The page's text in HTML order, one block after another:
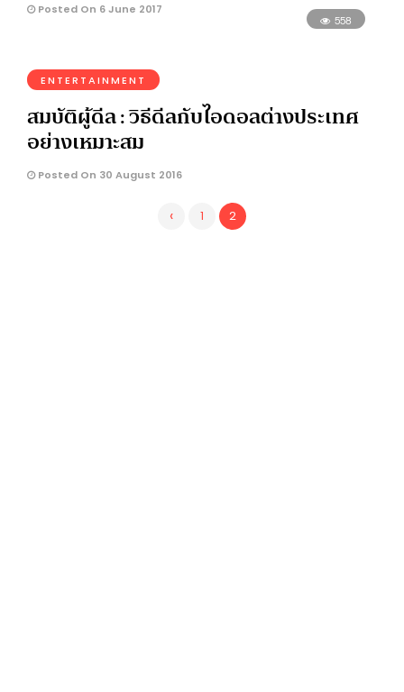
Posted On 6 June 2017
558
ENTERTAINMENT
สมบัติผู้ดีล : วิธีดีลกับไอดอลต่างประเทศ
อย่างเหมาะสม
Posted On 30 August 2016
‹ 1 2